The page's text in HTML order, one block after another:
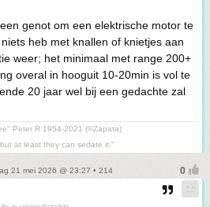
genot om een elektrische motor te
heb met knallen of knietjes aan
weer; het minimaal met range 200+
overal in hooguit 10-20min is vol te
20 jaar wel bij een gedachte zal
Peter R 1954-2021 (©Zapata)
at least they can sedate it."
21 mei 2026 @ 23:27 • 214